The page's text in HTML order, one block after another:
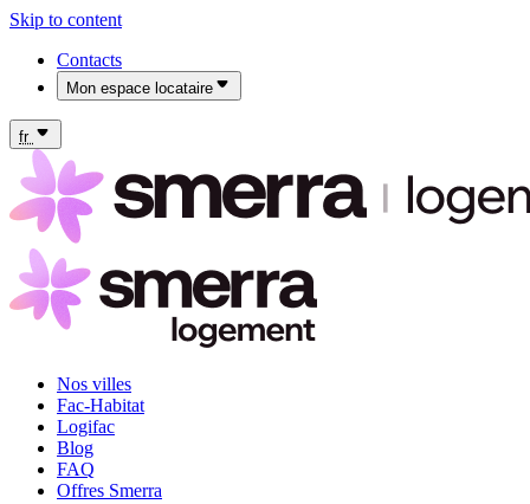
Skip to content
Contacts
Mon espace locataire
fr
Nos villes
Fac-Habitat
Logifac
Blog
FAQ
Offres Smerra